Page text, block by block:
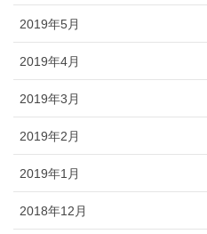
2019年5月
2019年4月
2019年3月
2019年2月
2019年1月
2018年12月